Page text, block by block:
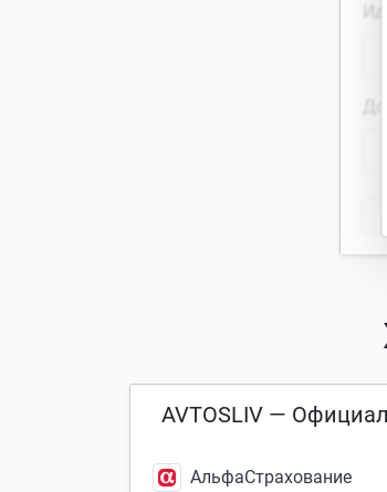
AVTOSLIV —
АльфаСтрахование